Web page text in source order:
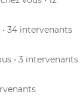
• 34 intervenants
• 3 intervenants